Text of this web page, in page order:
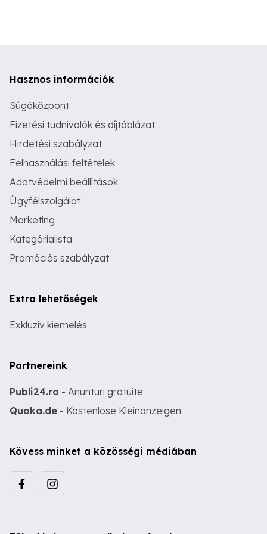
Hasznos információk
Súgóközpont
Fizetési tudnivalók és díjtáblázat
Hirdetési szabályzat
Felhasználási feltételek
Adatvédelmi beállítások
Ügyfélszolgálat
Marketing
Kategórialista
Promóciós szabályzat
Extra lehetőségek
Exkluzív kiemelés
Partnereink
Publi24.ro - Anunturi gratuite
Quoka.de - Kostenlose Kleinanzeigen
Kövess minket a közösségi médiában